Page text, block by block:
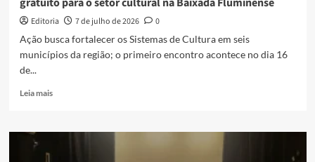
Banco
Nacional
Desenvolvimento
Cultural
Editoria 7 de julho de 2026
0
Ação busca fortalecer os Sistemas de Cultura em seis
municípios da região; o primeiro encontro acontece no dia 16
de...
Leia maisRead
Ministério